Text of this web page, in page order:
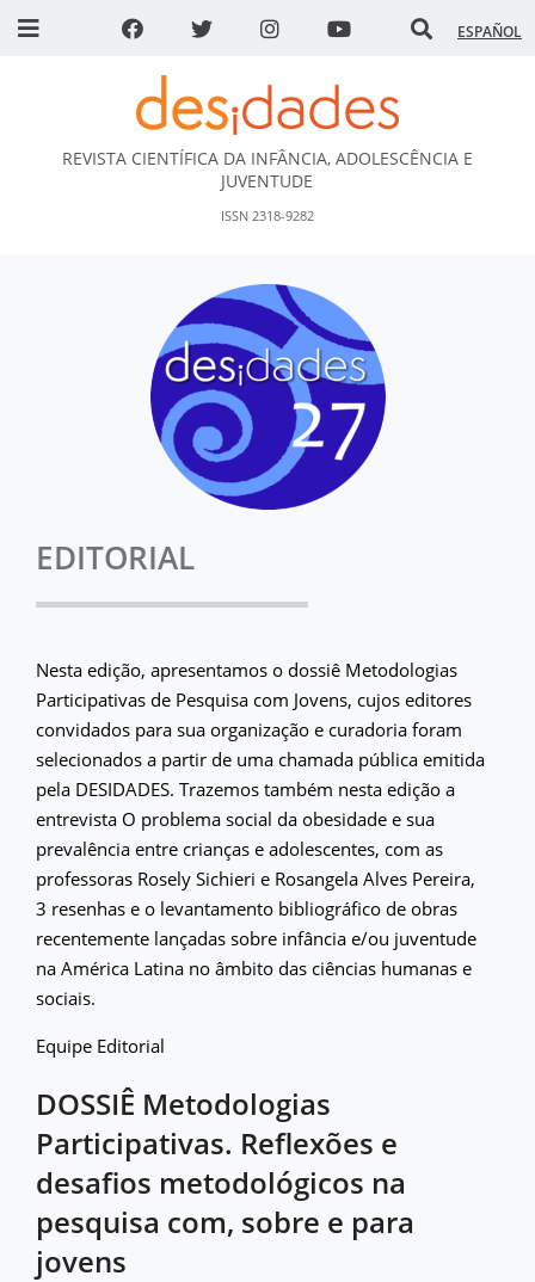
ESPAÑOL
DESidades
REVISTA CIENTÍFICA DA INFÂNCIA, ADOLESCÊNCIA E
JUVENTUDE
ISSN 2318-9282
EDITORIAL
Nesta edição, apresentamos o dossiê Metodologias
Participativas de Pesquisa com Jovens, cujos editores
convidados para sua organização e curadoria foram
selecionados a partir de uma chamada pública emitida
pela DESIDADES. Trazemos também nesta edição a
entrevista O problema social da obesidade e sua
prevalência entre crianças e adolescentes, com as
professoras Rosely Sichieri e Rosangela Alves Pereira,
3 resenhas e o levantamento bibliográfico de obras
recentemente lançadas sobre infância e/ou juventude
na América Latina no âmbito das ciências humanas e
sociais.
Equipe Editorial
DOSSIÊ Metodologias
Participativas. Reflexões e
desafios metodológicos na
pesquisa com, sobre e para
jovens